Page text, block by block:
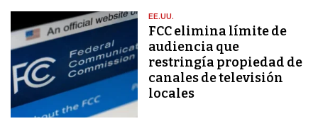
EE.UU.
FCC elimina límite de
audiencia que
restringía propiedad de
canales de televisión
locales